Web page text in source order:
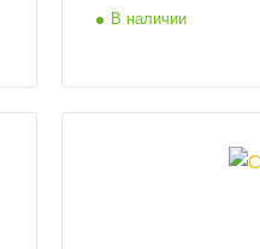
В наличии